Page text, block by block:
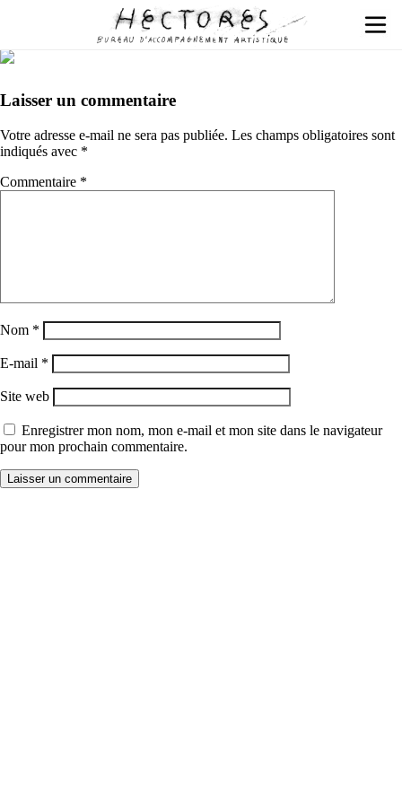
Laisser un commentaire
Votre adresse e-mail ne sera pas publiée. Les champs obligatoires sont
indiqués avec *
Commentaire *
Nom *
E-mail *
Site web
Enregistrer mon nom, mon e-mail et mon site dans le navigateur
pour mon prochain commentaire.